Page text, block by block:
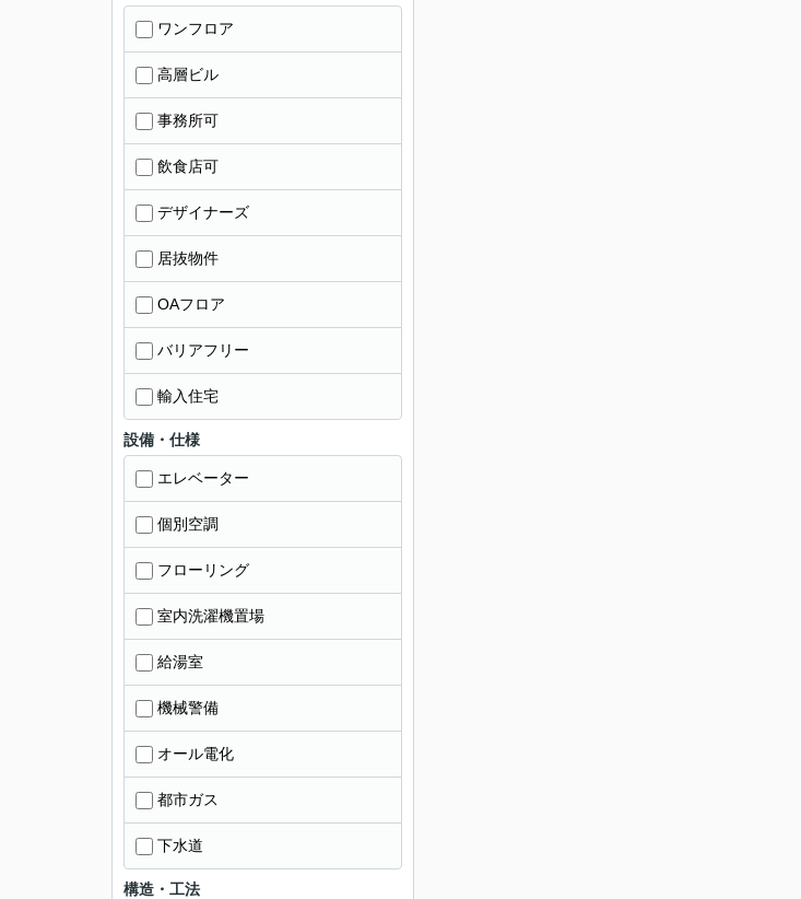
ワンフロア
高層ビル
事務所可
飲食店可
デザイナーズ
居抜物件
OAフロア
バリアフリー
輸入住宅
設備・仕様
エレベーター
個別空調
フローリング
室内洗濯機置場
給湯室
機械警備
オール電化
都市ガス
下水道
構造・工法